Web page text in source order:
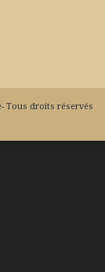
Tous droits réservés